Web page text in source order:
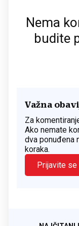
Nema
budite
Važna
Za
Ako nemate
dva ponuđena
koraka.
Prijavite se